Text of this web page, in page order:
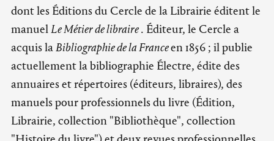
dont les Éditions du Cercle de la Librairie éditent le
manuelLe Métier de libraire. Éditeur, le Cercle a
acquis laBibliographie de la Franceen 1856 ; il publie
actuellement la bibliographie Électre, édite des
annuaires et répertoires (éditeurs, libraires), des
manuels pour professionnels du livre (Édition,
Librairie, collection "Bibliothèque", collection